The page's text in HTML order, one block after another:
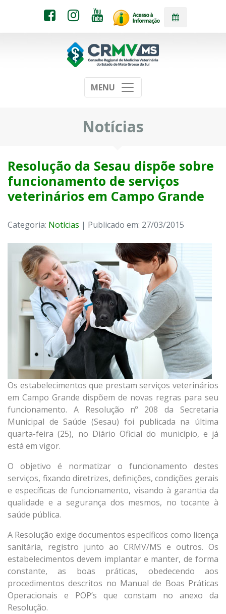
MENU
Notícias
Resolução da Sesau dispõe sobre
funcionamento de serviços
veterinários em Campo Grande
Categoria: Notícias | Publicado em: 27/03/2015
Os estabelecimentos que prestam serviços veterinários
em Campo Grande dispõem de novas regras para seu
funcionamento. A Resolução nº 208 da Secretaria
Municipal de Saúde (Sesau) foi publicada na última
quarta-feira (25), no Diário Oficial do município, e já
está em vigor.
O objetivo é normatizar o funcionamento destes
serviços, fixando diretrizes, definições, condições gerais
e específicas de funcionamento, visando à garantia da
qualidade e a segurança dos mesmos, no tocante à
saúde pública.
A Resolução exige documentos específicos como licença
sanitária, registro junto ao CRMV/MS e outros. Os
estabelecimentos devem implantar e manter, de forma
constante, as boas práticas, obedecendo aos
procedimentos descritos no Manual de Boas Práticas
Operacionais e POP’s que constam no anexo da
Resolução.